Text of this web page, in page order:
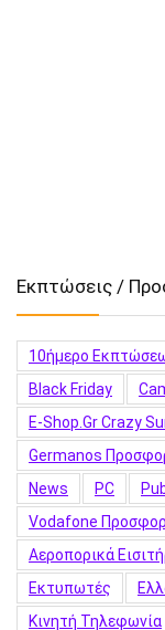
Εκπτώσεις /
10ήμερο
Black Friday
E-Shop.gr Crazy
Germanos
News
PC
Vodafone
Αεροπορικά
Εκτυπωτές
Κινητή Τηλεφωνία